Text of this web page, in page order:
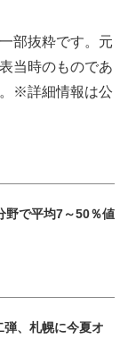
部抜粋です。元
当時のものであ
※詳細情報は公
野で平均7～50％値
、札幌に今夏オ